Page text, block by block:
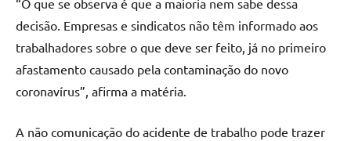
decisão. Empresas e sindicatos não têm informado aos
trabalhadores sobre o que deve ser feito, já no primeiro
afastamento causado pela contaminação do novo
coronavírus”, afirma a matéria.
A não comunicação do acidente de trabalho pode trazer